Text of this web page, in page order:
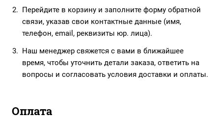
Перейдите в корзину и заполните форму обратной
связи, указав свои контактные данные (имя,
телефон, email, реквизиты юр. лица).
Наш менеджер свяжется с вами в ближайшее
время, чтобы уточнить детали заказа, ответить на
вопросы и согласовать условия доставки и оплаты.
Оплата